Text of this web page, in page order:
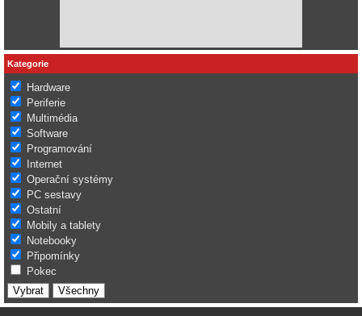
Kategorie
Hardware
Periferie
Multimédia
Software
Programování
Internet
Operační systémy
PC sestavy
Ostatní
Mobily a tablety
Notebooky
Připomínky
Pokec